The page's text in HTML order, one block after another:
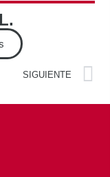
SIGUIENTE